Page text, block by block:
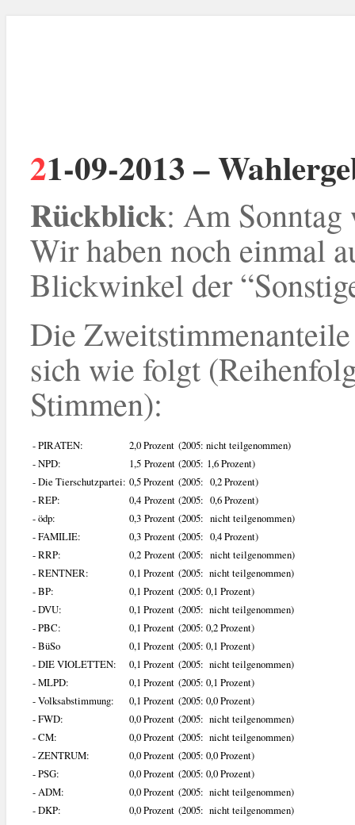
21-09-2013 –
Rückblick: Am Sonntag
Wir haben noch einmal
Blickwinkel der
Die
sich wie folgt
Stimmen):
- PIRATEN: 2,0 Prozent (2005: nicht teilgenommen)
- NPD:
1,5 Prozent (2005: 1,6 Prozent)
- Die Tierschutzpartei: 0,5 Prozent (2005: 0,2 Prozent)
- REP:
0,4 Prozent (2005: 0,6 Prozent)
- ödp:
0,3 Prozent (2005: nicht teilgenommen)
- FAMILIE:
0,3 Prozent (2005: 0,4 Prozent)
- RRP:
0,2 Prozent (2005: nicht teilgenommen)
- RENTNER:
0,1 Prozent (2005: nicht teilgenommen)
- BP:
0,1 Prozent (2005: 0,1 Prozent)
- DVU:
0,1 Prozent (2005: nicht teilgenommen)
- PBC:
0,1 Prozent (2005: 0,2 Prozent)
- BüSo
0,1 Prozent (2005: 0,1 Prozent)
- DIE VIOLETTEN:
0,1 Prozent (2005: nicht teilgenommen)
- MLPD:
0,1 Prozent (2005: 0,1 Prozent)
- Volksabstimmung:
0,1 Prozent (2005: 0,0 Prozent)
- FWD:
0,0 Prozent (2005: nicht teilgenommen)
- CM:
0,0 Prozent (2005: nicht teilgenommen)
- ZENTRUM:
0,0 Prozent (2005: 0,0 Prozent)
- PSG:
0,0 Prozent (2005: 0,0 Prozent)
- ADM:
0,0 Prozent (2005: nicht teilgenommen)
- DKP:
0,0 Prozent (2005: nicht teilgenommen)